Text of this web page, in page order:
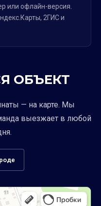
или офлайн-версия.
2ГИС и
ОБЪЕКТ
— на карте. Мы
выезжает в любой